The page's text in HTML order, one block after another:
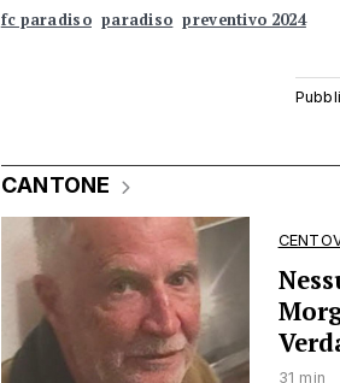
fc paradiso paradiso preventivo 2024
CANTONE
31 min